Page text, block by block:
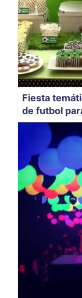
Fiesta
de futbol